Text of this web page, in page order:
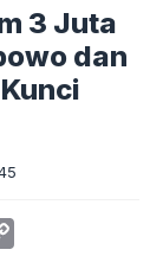
3 Juta
dan